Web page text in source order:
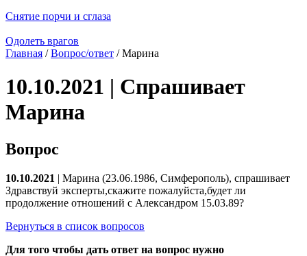
Снятие порчи и сглаза
Одолеть врагов
Главная /Вопрос/ответ / Марина
10.10.2021 | Спрашивает
Марина
Вопрос
10.10.2021 | Марина (23.06.1986, Симферополь), спрашивает
Здравствуй эксперты,скажите пожалуйста,будет ли
продолжение отношений с Александром 15.03.89?
Вернуться в список вопросов
Для того чтобы дать ответ на вопрос нужно